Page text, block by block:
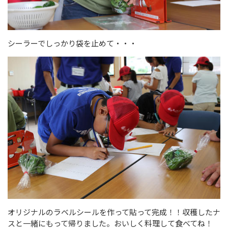
シーラーでしっかり袋を止めて・・・
オリジナルのラベルシールを作って貼って完成！！収穫したナ
スと一緒にもって帰りました。おいしく料理して食べてね！